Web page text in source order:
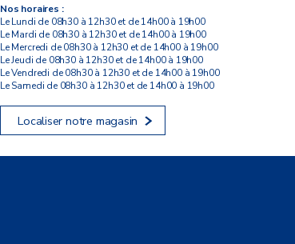
Nos horaires :
Le Lundi de 08h30 à 12h30 et de 14h00 à 19h00
Le Mardi de 08h30 à 12h30 et de 14h00 à 19h00
Le Mercredi de 08h30 à 12h30 et de 14h00 à 19h00
Le Jeudi de 08h30 à 12h30 et de 14h00 à 19h00
Le Vendredi de 08h30 à 12h30 et de 14h00 à 19h00
Le Samedi de 08h30 à 12h30 et de 14h00 à 19h00
Localiser notre magasin